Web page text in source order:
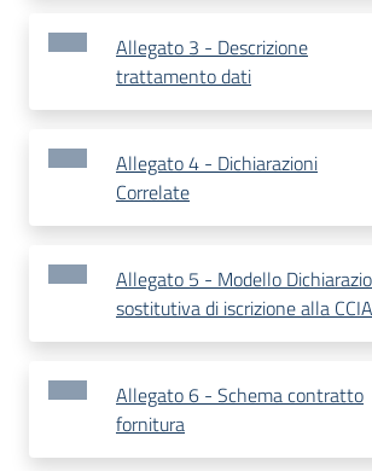
Allegato 3 - Descrizione
trattamento dati
Allegato 4 - Dichiarazioni
Correlate
Allegato 5 - Modello
sostitutiva di iscrizione alla
Allegato 6 - Schema contratto
fornitura